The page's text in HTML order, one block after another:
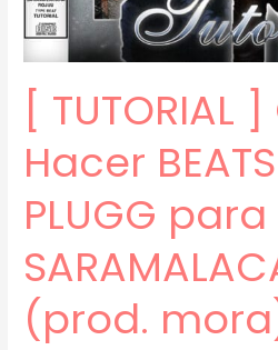
(prod.
mora)
[51]
[ TUTORIAL
Hacer
PLUGG para
(prod.